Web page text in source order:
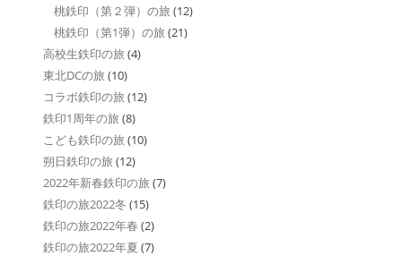
桃鉄印（第２弾）の旅 (12)
桃鉄印（第1弾）の旅 (21)
高校生鉄印の旅 (4)
東北DCの旅 (10)
コラボ鉄印の旅 (12)
鉄印1周年の旅 (8)
こども鉄印の旅 (10)
朔日鉄印の旅 (12)
2022年新春鉄印の旅 (7)
鉄印の旅2022冬 (15)
鉄印の旅2022年春 (2)
鉄印の旅2022年夏 (7)